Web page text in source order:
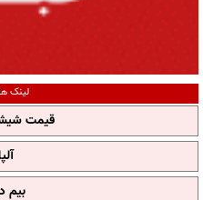
لینک
قیمت
بیم